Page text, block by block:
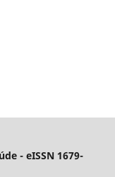
- eISSN 1679-